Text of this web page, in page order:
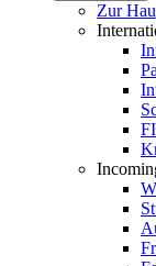
Zur